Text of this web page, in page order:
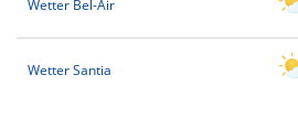
Wetter Bel-Air
Wetter Santia